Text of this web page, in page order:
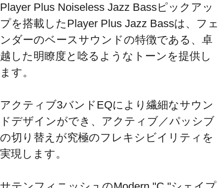
Player Plus Noiseless Jazz Bassピックアッ
プを搭載したPlayer Plus Jazz Bassは、フェ
ンダーのベースサウンドの特徴である、卓
越した明瞭度と唸るようなトーンを提供し
ます。
アクティブ3バンドEQにより繊細なサウン
ドデザインができ、アクティブ／パッシブ
の切り替えが究極のフレキシビイリティを
実現します。